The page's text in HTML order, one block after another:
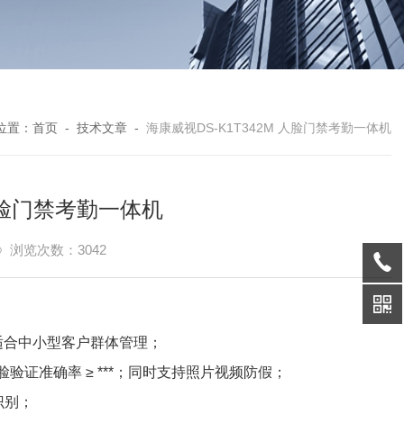
置： 首页 - 技术文章 - 海康威视DS-K1T342M 人脸门禁考勤一体机
门禁考勤一体机
浏览次数：3042
中小型客户群体管理；
证准确率 ≥ ***；同时支持照片视频防假；
；